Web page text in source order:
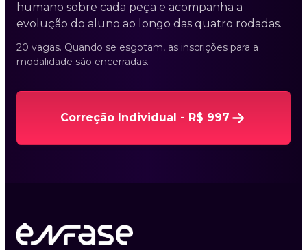
humano sobre cada peça e acompanha a
evolução do aluno ao longo das quatro rodadas.
20 vagas. Quando se esgotam, as inscrições para a
modalidade são encerradas.
Correção Individual - R$ 997